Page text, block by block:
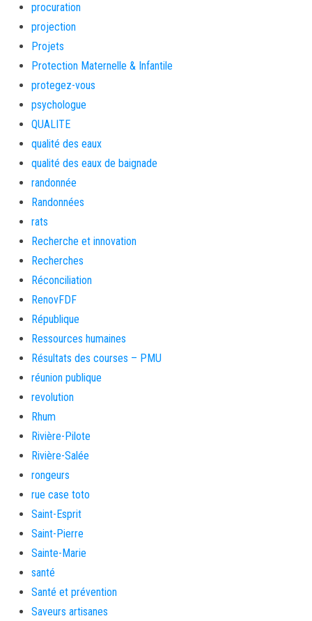
procuration
projection
Projets
Protection Maternelle & Infantile
protegez-vous
psychologue
QUALITE
qualité des eaux
qualité des eaux de baignade
randonnée
Randonnées
rats
Recherche et innovation
Recherches
Réconciliation
RenovFDF
République
Ressources humaines
Résultats des courses – PMU
réunion publique
revolution
Rhum
Rivière-Pilote
Rivière-Salée
rongeurs
rue case toto
Saint-Esprit
Saint-Pierre
Sainte-Marie
santé
Santé et prévention
Saveurs artisanes